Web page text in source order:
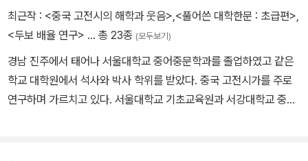
다. 안사의 난 이전, 그는 당대의 다른 시인들처럼 독서와 유람으로 견
문을 쌓아 착실히 벼슬에 나아갈 준비를 했다. 735년 진사 시험의 낙
한편 이백, 고적(高適) 등과 교류하기도 했다. 746년 이후 두보는
거처를 장안으로 옮겨 와 고위 관리에게 벼슬을 구하는 간알시(干謁
詩)를 써서 보내며 적극적으로 정치에 참여하고자 애썼다. 이러한 생
최근작 : <중국 고전시의 해학과 웃음>,<풀어쓴 대학한문 : 초급편>,
<두보 배율 연구> … 총 23종 (모두보기)
경남 진주에서 태어나 서울대학교 중어중문학과를 졸업하였고 같은
학교 대학원에서 석사와 박사 학위를 받았다. 중국 고전시가를 주로
연구하며 가르치고 있다. 서울대학교 기초교육원과 서강대학교 중국